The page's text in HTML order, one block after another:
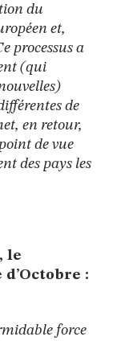
du
et,
processus a
(qui
de
en retour,
de vue
des pays les
le
:
force